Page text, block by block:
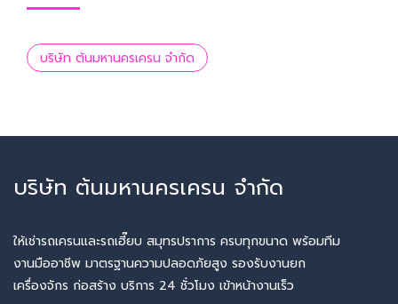
บริษัท ต้นมหานครเครน จำกัด
บริษัท ต้นมหานครเครน จำกัด
ให้เช่ารถเครนและรถเฮี๊ยบ สมุทรปราการ ครบทุกขนาด พร้อมทีม
งานมืออาชีพ มาตรฐานความปลอดภัยสูง รองรับงานยก
เครื่องจักร ก่อสร้าง บริการ 24 ชั่วโมง เข้าหน้างานเร็ว